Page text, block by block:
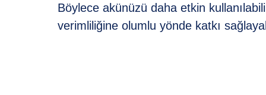
Böylece akünüzü daha etkin
verimliliğine olumlu yönde katkı